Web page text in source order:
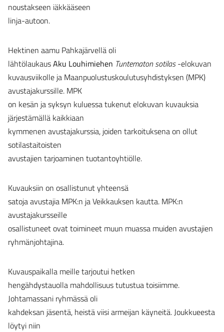
noustakseen iäkkääseen
linja-autoon.
Hektinen aamu Pahkajärvellä oli
lähtölaukausAku Louhimiehen Tuntematon sotilas-elokuvan
kuvausviikolle ja Maanpuolustuskoulutusyhdistyksen (MPK)
avustajakurssille. MPK
on kesän ja syksyn kuluessa tukenut elokuvan kuvauksia
järjestämällä kaikkiaan
kymmenen avustajakurssia, joiden tarkoituksena on ollut
sotilastaitoisten
avustajien tarjoaminen tuotantoyhtiölle.
Kuvauksiin on osallistunut yhteensä
satoja avustajia MPK:n ja Veikkauksen kautta. MPK:n
avustajakursseille
osallistuneet ovat toimineet muun muassa muiden avustajien
ryhmänjohtajina.
Kuvauspaikalla meille tarjoutui hetken
hengähdystauolla mahdollisuus tutustua toisiimme.
Johtamassani ryhmässä oli
kahdeksan jäsentä, heistä viisi armeijan käyneitä. Joukkueesta
löytyi niin